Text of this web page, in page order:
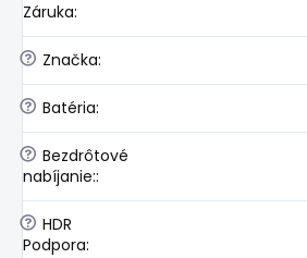
Záruka:
? Značka:
? Batéria:
? Bezdrôtové
nabíjanie::
? HDR
Podpora: